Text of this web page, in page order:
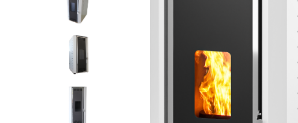
Accesorii de montaj
Pompe de caldura
Colectoare solare cu tub-vidat
Accesorii sisteme solare